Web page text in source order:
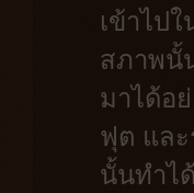
เข้าไป
สภาพนั้
มาได้อ
ฟุต และ
นั้นทำไ